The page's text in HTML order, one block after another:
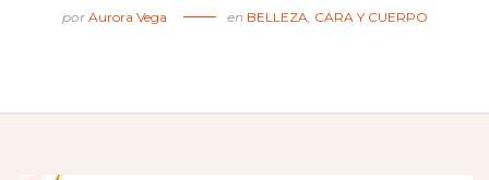
por Aurora Vega en BELLEZA, CARA Y CUERPO